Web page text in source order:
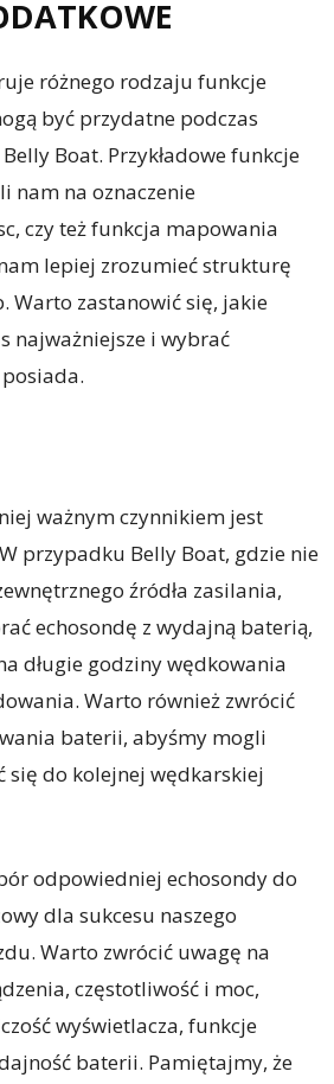
różnego rodzaju funkcje
być przydatne podczas
Boat. Przykładowe funkcje
nam na oznaczenie
czy też funkcja mapowania
lepiej zrozumieć strukturę
Warto zastanowić się, jakie
najważniejsze i wybrać
ważnym czynnikiem jest
przypadku Belly Boat, gdzie nie
źródła zasilania,
echosondę z wydajną baterią,
długie godziny wędkowania
Warto również zwrócić
baterii, abyśmy mogli
się do kolejnej wędkarskiej
odpowiedniej echosondy do
dla sukcesu naszego
Warto zwrócić uwagę na
częstotliwość i moc,
wyświetlacza, funkcje
baterii. Pamiętajmy, że